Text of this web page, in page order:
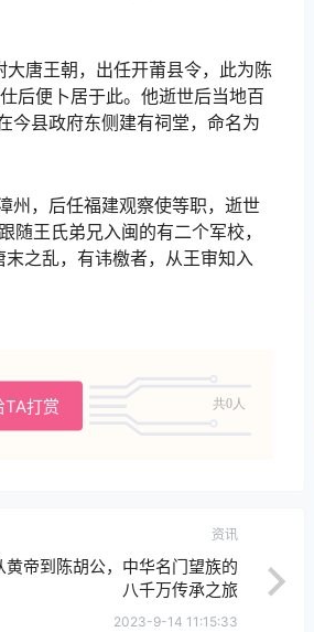
唐王朝，出任开莆县令，此为陈
后便卜居于此。他逝世后当地百
今县政府东侧建有祠堂，命名为
州，后任福建观察使等职，逝世
王氏弟兄入闽的有二个军校，
之乱，有讳檄者，从王审知入
TA打赏 共0人
资讯
黄帝到陈胡公，中华名门望族的
八千万传承之旅
2023-9-14 11:15:33